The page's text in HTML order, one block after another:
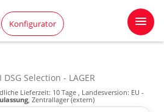
Konfigurator
DSG Selection - LAGER
Lieferzeit: 10 Tage , Landesversion: EU -
, Zentrallager (extern)